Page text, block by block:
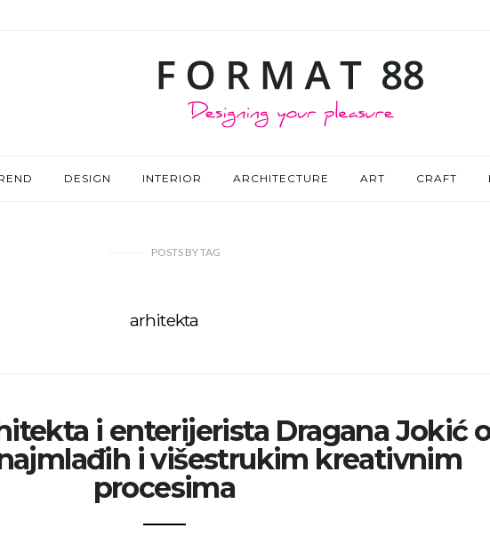
DESIGN INTERIOR ARCHITECTURE ART CRAFT
POSTS BYTAG
arhitekta
i enterijerista Dragana Jokić
i višestrukim kreativnim
procesima